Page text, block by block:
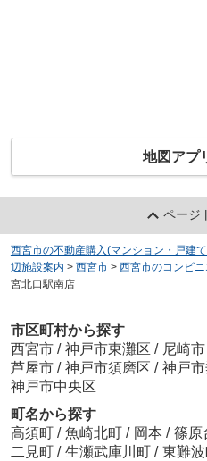
地図アプ
ページ
西宮市の不動産購入(マンション・戸建
辺施設案内 > 西宮市 > 西宮市のコンビ
宮北口駅南店
市区町村から探す
西宮市 / 神戸市東灘区 / 尼崎市
芦屋市 / 神戸市須磨区 / 神戸
神戸市中央区
町名から探す
高須町 / 魚崎北町 / 岡本 / 篠原
二見町 / 生瀬武庫川町 / 東難